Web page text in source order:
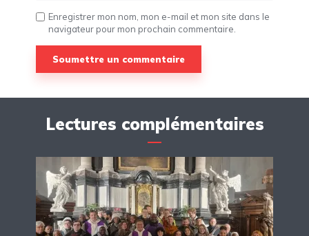
Enregistrer mon nom, mon e-mail et mon site dans le
navigateur pour mon prochain commentaire.
Lectures complémentaires